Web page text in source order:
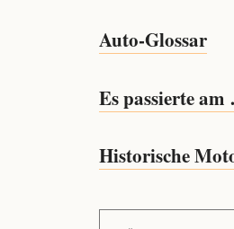
Auto-Glossar
Es passierte
Historische